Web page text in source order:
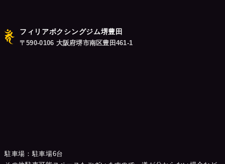
シ
フィリアボクシングジム堺豊田
〒590-0106 大阪府堺市南区豊田461-1
駐車場：駐車場6台